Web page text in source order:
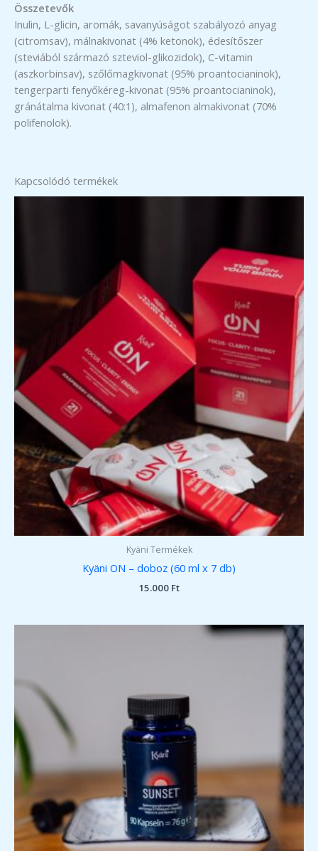
Összetevők
Inulin, L-glicin, aromák, savanyúságot szabályozó anyag
(citromsav), málnakivonat (4% ketonok), édesítőszer
(steviából származó szteviol-glikozidok), C-vitamin
(aszkorbinsav), szőlőmagkivonat (95% proantocianinok),
tengerparti fenyőkéreg-kivonat (95% proantocianinok),
gránátalma kivonat (40:1), almafenon almakivonat (70%
polifenolok).
Kapcsolódó termékek
Kyäni Termékek
Kyäni ON – doboz (60 ml x 7 db)
15.000 Ft